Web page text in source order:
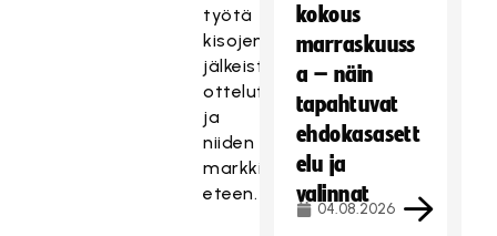
työtä
kisojen
jälkeisten
ottelutapahtumien
ja
niiden
markkinoinnin
eteen.
kokous
marraskuuss
a – näin
tapahtuvat
ehdokasasett
elu ja
valinnat
04.08.2026